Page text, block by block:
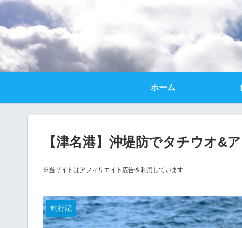
ホーム
【津名港】沖堤防でタチウオ&
※当サイトはアフィリエイト広告を利用しています
釣行記